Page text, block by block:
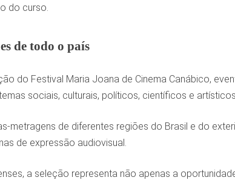
do curso.
de todo o país
do Festival Maria Joana de Cinema Canábico,
sociais, culturais, políticos, científicos e
metragens de diferentes regiões do Brasil e do
de expressão audiovisual.
a seleção representa não apenas a